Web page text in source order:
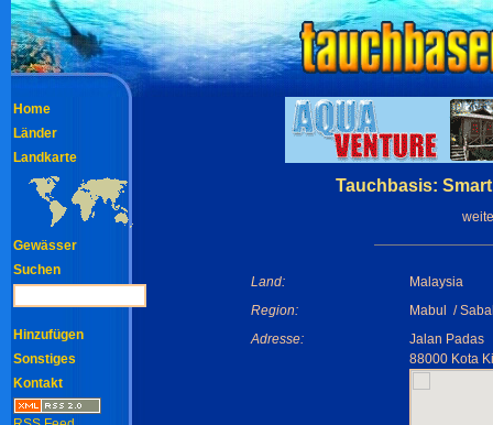
Tauchbasis:
Land:
Malaysia
Region:
Mabul /
Adresse:
Jalan Padas
88000 Kota
Home
Länder
Landkarte
Gewässer
Suchen
Hinzufügen
Sonstiges
Kontakt